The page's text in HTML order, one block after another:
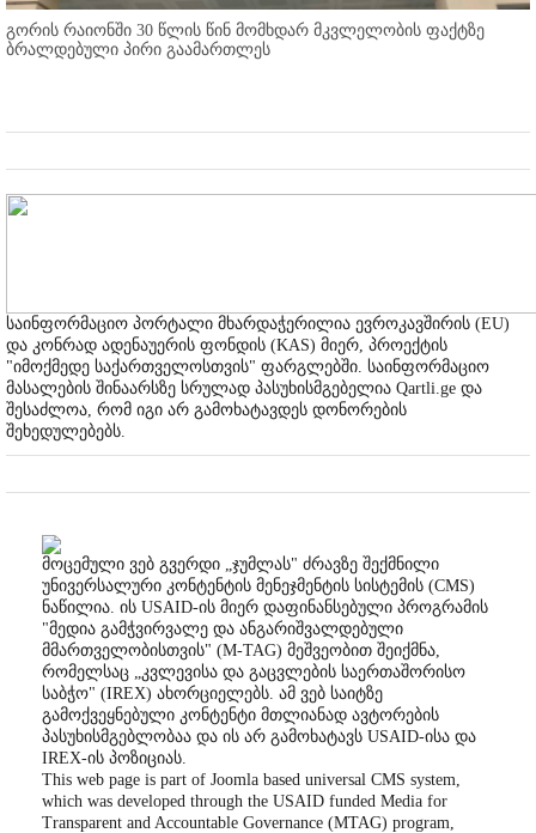
გორის რაიონში 30 წლის წინ მომხდარ მკვლელობის ფაქტზე
ბრალდებული პირი გაამართლეს
საინფორმაციო პორტალი მხარდაჭერილია ევროკავშირის (EU)
და კონრად ადენაუერის ფონდის (KAS) მიერ, პროექტის
"იმოქმედე საქართველოსთვის" ფარგლებში. საინფორმაციო
მასალების შინაარსზე სრულად პასუხისმგებელია Qartli.ge და
შესაძლოა, რომ იგი არ გამოხატავდეს დონორების
შეხედულებებს.
მოცემული ვებ გვერდი „ჯუმლას" ძრავზე შექმნილი
უნივერსალური კონტენტის მენეჯმენტის სისტემის (CMS)
ნაწილია. ის USAID-ის მიერ დაფინანსებული პროგრამის
"მედია გამჭვირვალე და ანგარიშვალდებული
მმართველობისთვის" (M-TAG) მეშვეობით შეიქმნა,
რომელსაც „კვლევისა და გაცვლების საერთაშორისო
საბჭო" (IREX) ახორციელებს. ამ ვებ საიტზე
გამოქვეყნებული კონტენტი მთლიანად ავტორების
პასუხისმგებლობაა და ის არ გამოხატავს USAID-ისა და
IREX-ის პოზიციას.
This web page is part of Joomla based universal CMS system,
which was developed through the USAID funded Media for
Transparent and Accountable Governance (MTAG) program,